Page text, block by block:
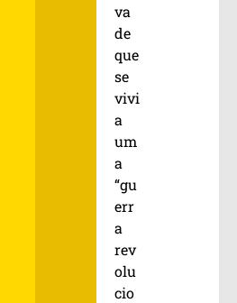
va
de
que
se
vivi
a
um
a
“gu
err
a
rev
olu
cio